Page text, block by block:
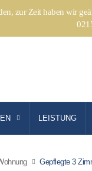
zur Zeit haben wir
LEISTUNG
Gepflegte 3